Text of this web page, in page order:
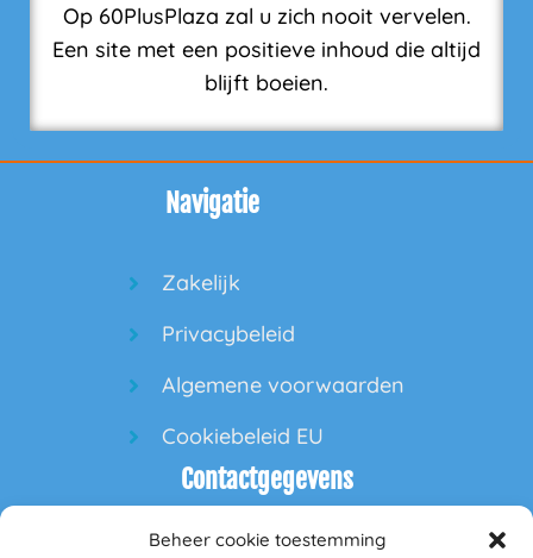
Beheer cookie toestemming
Op 60PlusPlaza zal u zich nooit vervelen.
Een site met een positieve inhoud die altijd
blijft boeien.
Navigatie
Zakelijk
Privacybeleid
Algemene voorwaarden
Cookiebeleid EU
Contactgegevens